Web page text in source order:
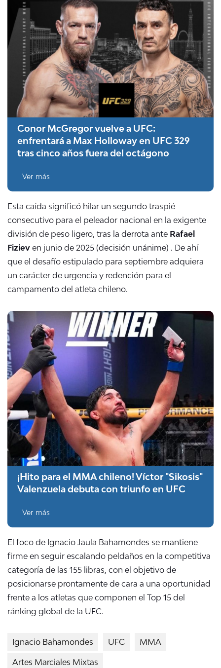
Conor McGregor vuelve a UFC:
enfrentará a Max Holloway en UFC 329
tras cinco años fuera del octágono
Ver más
Esta caída significó hilar un segundo traspié
consecutivo para el peleador nacional en la exigente
división de peso ligero, tras la derrota ante Rafael
Fiziev en junio de 2025 (decisión unánime) . De ahí
que el desafío estipulado para septiembre adquiera
un carácter de urgencia y redención para el
campamento del atleta chileno.
¡Hito para el MMA chileno! Víctor "Sikosis"
Valenzuela debuta con triunfo en UFC
Ver más
El foco de Ignacio Jaula Bahamondes se mantiene
firme en seguir escalando peldaños en la competitiva
categoría de las 155 libras, con el objetivo de
posicionarse prontamente de cara a una oportunidad
frente a los atletas que componen el Top 15 del
ránking global de la UFC.
Ignacio Bahamondes UFC MMA
Artes Marciales Mixtas